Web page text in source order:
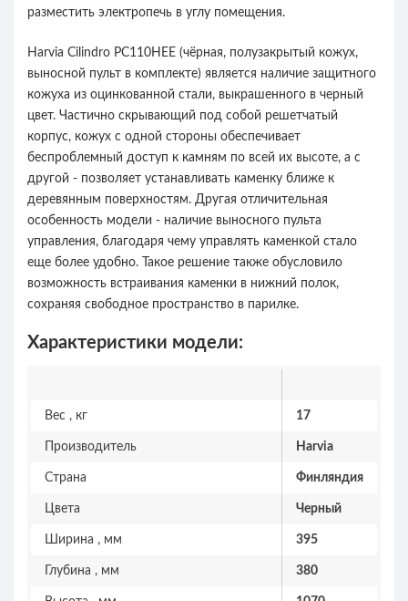
разместить электропечь в углу помещения.
Harvia Cilindro PC110HEE (чёрная, полузакрытый кожух,
выносной пульт в комплекте) является наличие защитного
кожуха из оцинкованной стали, выкрашенного в черный
цвет. Частично скрывающий под собой решетчатый
корпус, кожух с одной стороны обеспечивает
беспроблемный доступ к камням по всей их высоте, а с
другой - позволяет устанавливать каменку ближе к
деревянным поверхностям. Другая отличительная
особенность модели - наличие выносного пульта
управления, благодаря чему управлять каменкой стало
еще более удобно. Такое решение также обусловило
возможность встраивания каменки в нижний полок,
сохраняя свободное пространство в парилке.
Характеристики модели:
Вес , кг 17
Производитель Harvia
Страна Финляндия
Цвета Черный
Ширина , мм 395
Глубина , мм 380